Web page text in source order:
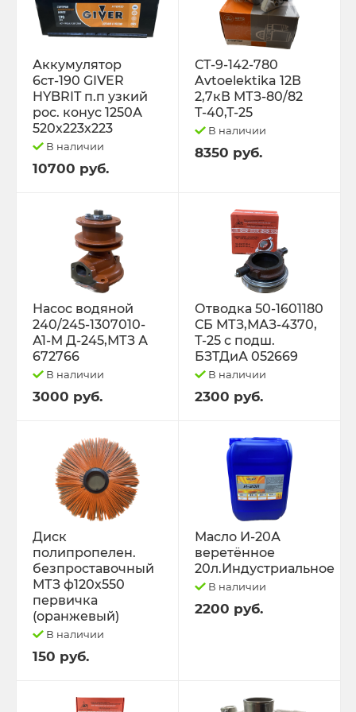
Аккумулятор
6ст-190 GIVER
HYBRIT п.п узкий
рос. конус 1250А
520х223х223
В наличии
10700 руб.
СТ-9-142-780
Avtoelektika 12В
2,7кВ МТЗ-80/82
Т-40,Т-25
В наличии
8350 руб.
Насос водяной
240/245-1307010-
А1-М Д-245,МТЗ А
672766
В наличии
3000 руб.
Отводка 50-1601180
СБ МТЗ,МАЗ-4370,
Т-25 с подш.
БЗТДиА 052669
В наличии
2300 руб.
Диск
полипропелен.
безпроставочный
МТЗ ф120х550
первичка
(оранжевый)
В наличии
150 руб.
Масло И-20А
веретённое
20л.Индустриальное
В наличии
2200 руб.
Трактор Т-70С
Трактор ЮМЗ-6
ТУРБОКОМПРЕССОРЫ
ФИЛЬТРА
ПОМПЫ, НАСОС ПОДКА
ЭЛЕКТРООБОРУДОВАНИЕ
ЭО-3323, ЭО-2621 ПЭА-1 ТО-49,702,
ЕК-12,14, ДЭК-251